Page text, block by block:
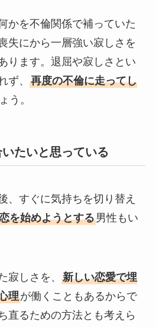
かを不倫関係で補っていた
失にから一層強い寂しさを
ります。退屈や寂しさとい
ず、
再度の不倫に走ってし
う。
たいと思っている
、すぐに気持ちを切り替え
を始めようとする男性もい
寂しさを、 新しい恋愛で埋
理が働くこともあるからで
直るための方法とも考えら